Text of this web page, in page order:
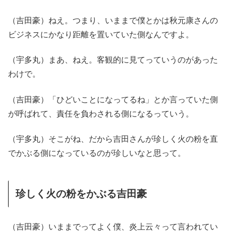
（吉田豪）ねえ。つまり、いままで僕とかは秋元康さんの
ビジネスにかなり距離を置いていた側なんですよ。
（宇多丸）まあ、ねえ。客観的に見てっていうのがあった
わけで。
（吉田豪）「ひどいことになってるね」とか言っていた側
が呼ばれて、責任を負わされる側になるっていう。
（宇多丸）そこがね、だから吉田さんが珍しく火の粉を直
でかぶる側になっているのが珍しいなと思って。
珍しく火の粉をかぶる吉田豪
（吉田豪）いままでってよく僕、炎上云々って言われてい